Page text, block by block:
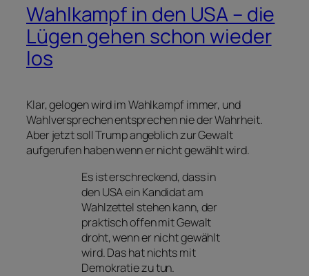
Wahlkampf in den USA – die
Lügen gehen schon wieder
los
Klar, gelogen wird im Wahlkampf immer, und
Wahlversprechen entsprechen nie der Wahrheit.
Aber jetzt soll Trump angeblich zur Gewalt
aufgerufen haben wenn er nicht gewählt wird.
Es ist erschreckend, dass in
den USA ein Kandidat am
Wahlzettel stehen kann, der
praktisch offen mit Gewalt
droht, wenn er nicht gewählt
wird. Das hat nichts mit
Demokratie zu tun.